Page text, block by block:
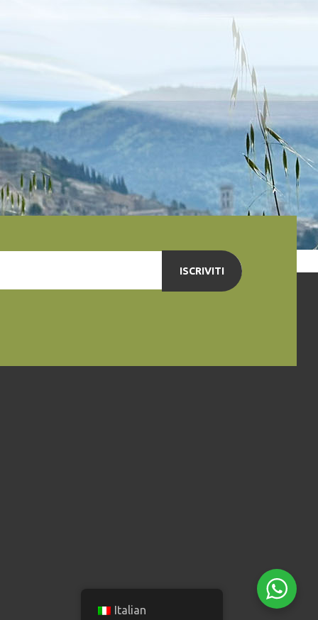
ISCRIVITI
Italian